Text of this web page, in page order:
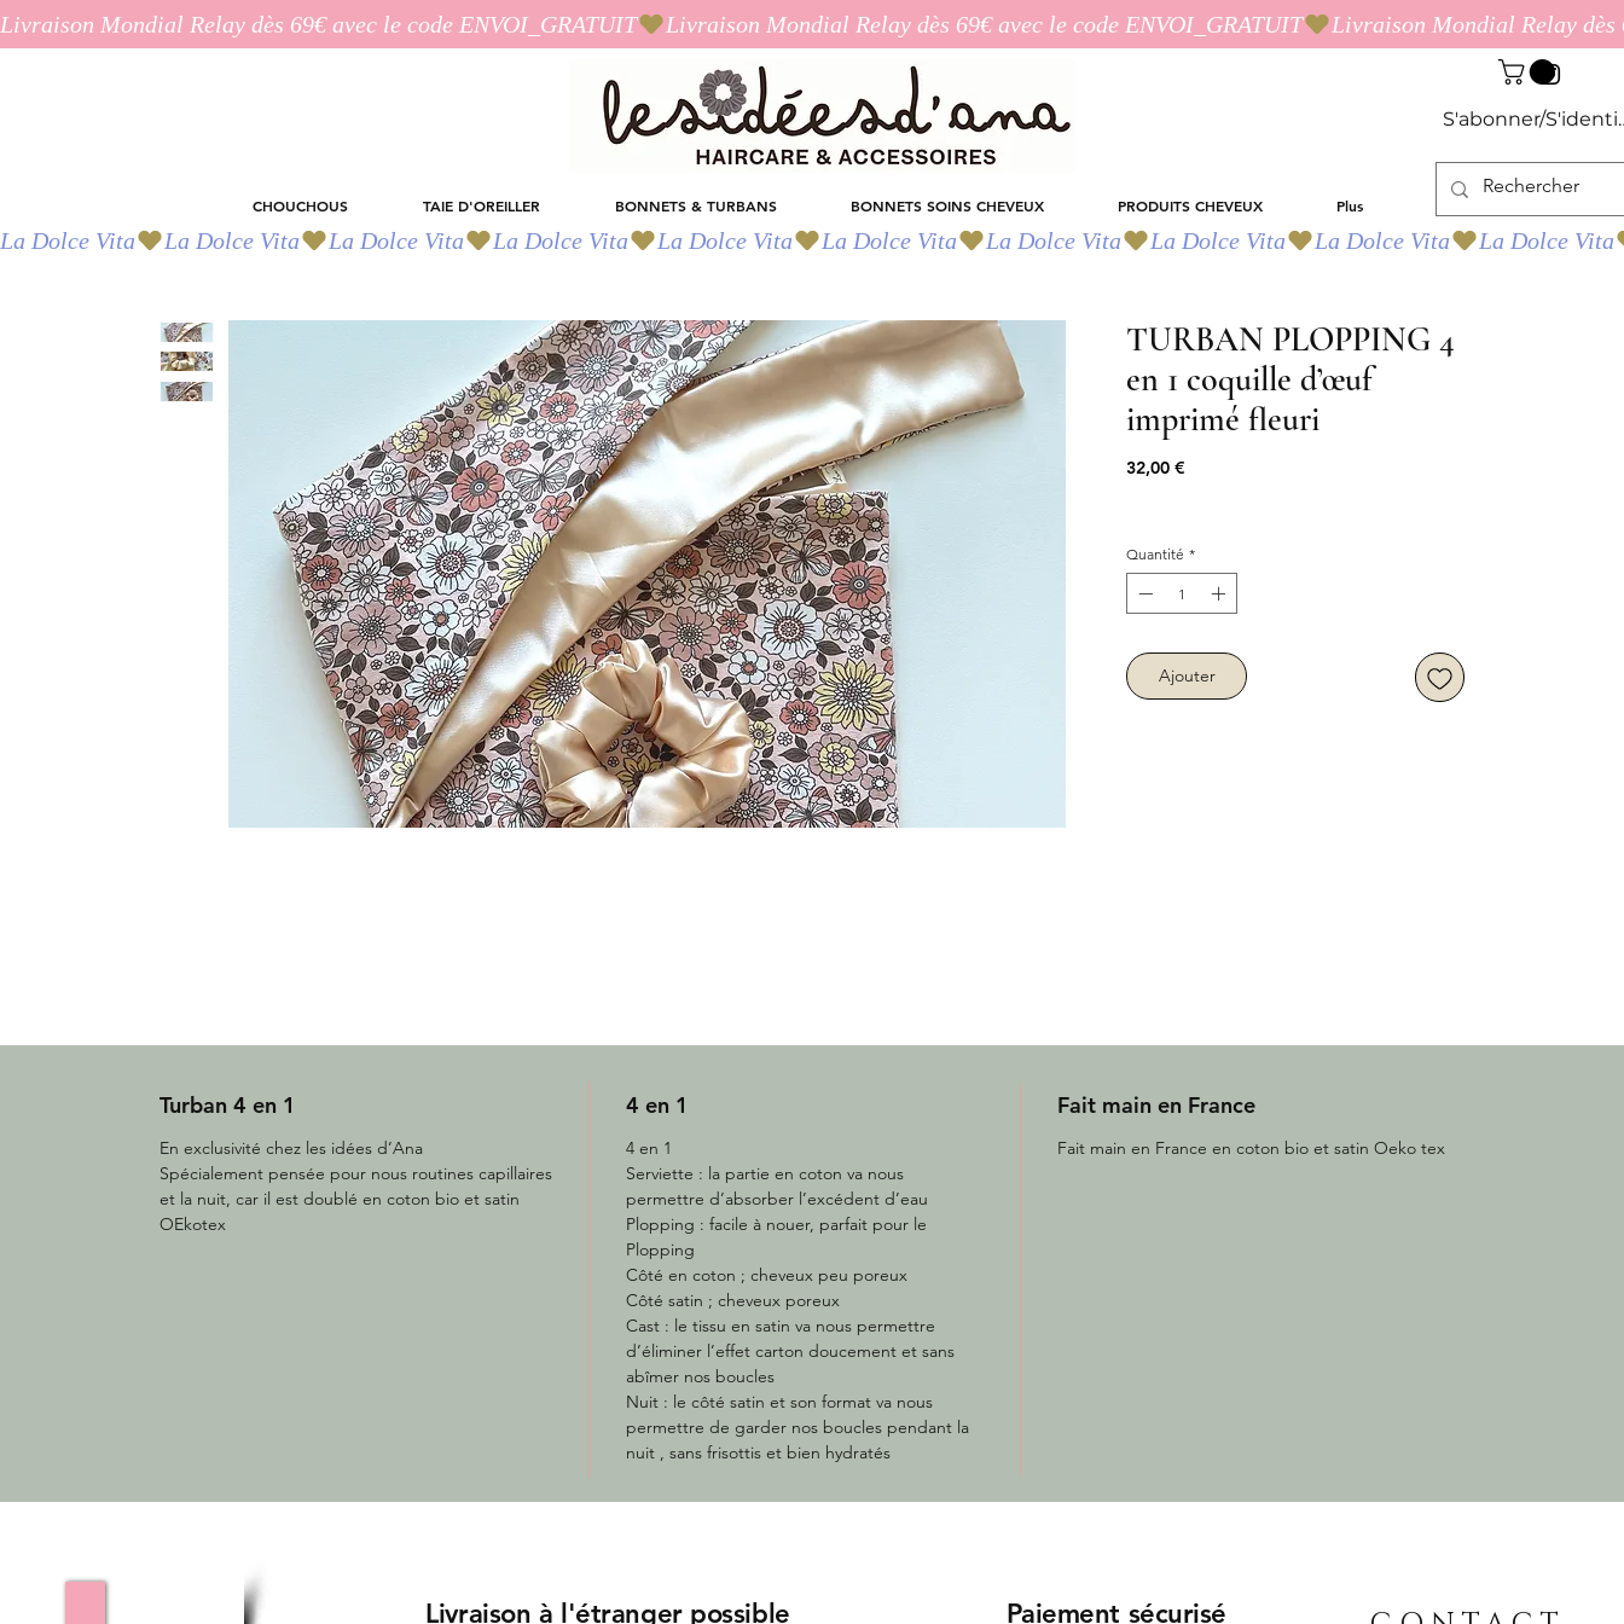
Livraison Mondial Relay dès 69€ avec le code ENVOI_GRATUIT
S'abonner/
CHOUCHOUS TAIE D'OREILLER BONNETS & TURBANS BONNETS SOINS CHEVEUX PRODUITS CHEVEUX Plus
La Dolce Vita
TURBAN PLOPPING 4
en 1 coquille d’œuf
imprimé fleuri
32,00 €
Quantité *
Ajouter
Turban 4 en 1
En exclusivité chez les idées d’Ana
Spécialement pensée pour nous routines capillaires
et la nuit, car il est doublé en coton bio et satin
OEkotex
4 en 1
4 en 1
Serviette : la partie en coton va nous
permettre d’absorber l’excédent d’eau
Plopping : facile à nouer, parfait pour le
Plopping
Côté en coton ; cheveux peu poreux
Côté satin ; cheveux poreux
Cast : le tissu en satin va nous permettre
d’éliminer l’effet carton doucement et sans
abîmer nos boucles
Nuit : le côté satin et son format va nous
permettre de garder nos boucles pendant la
nuit , sans frisottis et bien hydratés
Fait main en France
Fait main en France en coton bio et satin Oeko tex
Paiement sécurisé
Livraison à l'étranger possible